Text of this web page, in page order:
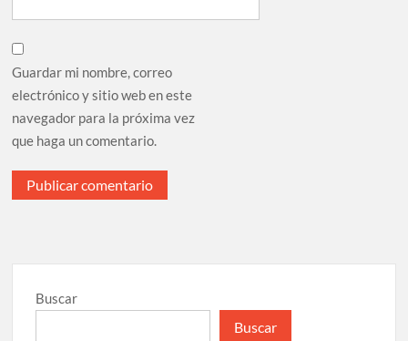
Guardar mi nombre, correo
electrónico y sitio web en este
navegador para la próxima vez
que haga un comentario.
Buscar
Buscar